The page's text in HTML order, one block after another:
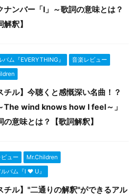
ナンバー「I」～歌詞の意味とは？
解釈】
バム『EVERYTHING』
音楽レビュー
チル】今聴くと感慨深い名曲！？
The wind knows how I feel～」
の意味とは？【歌詞解釈】
ュー
Mr.Children
バム『I ♥ U』
チル】"二通りの解釈"ができるアル